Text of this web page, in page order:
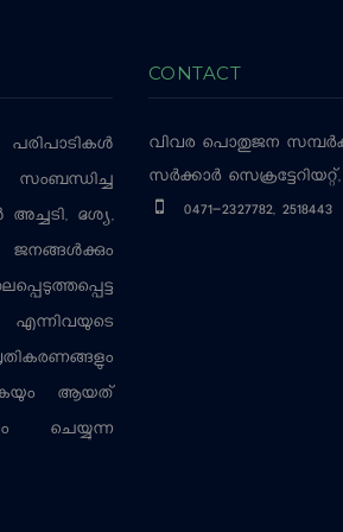
ദൃശ്യ,
എന്നിവയുടെ
ആയത്
ചെയ്യുന്ന
CONTACT
വിവര പൊതുജന
സര്‍ക്കാര്‍
0471-2327782, 2518443